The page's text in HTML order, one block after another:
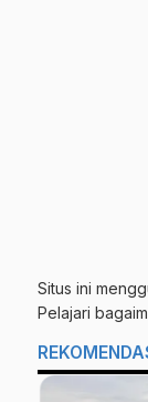
Situs ini
Pelajari